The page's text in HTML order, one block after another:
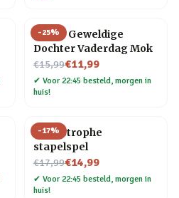
-25%
Meest Geweldige
Dochter Vaderdag Mok
€15,99
Nu voor€11,99
✔ Voor 22:45 besteld, morgen in
huis!
-17%
Cat-astrophe
stapelspel
€17,99
Nu voor€14,99
✔ Voor 22:45 besteld, morgen in
huis!